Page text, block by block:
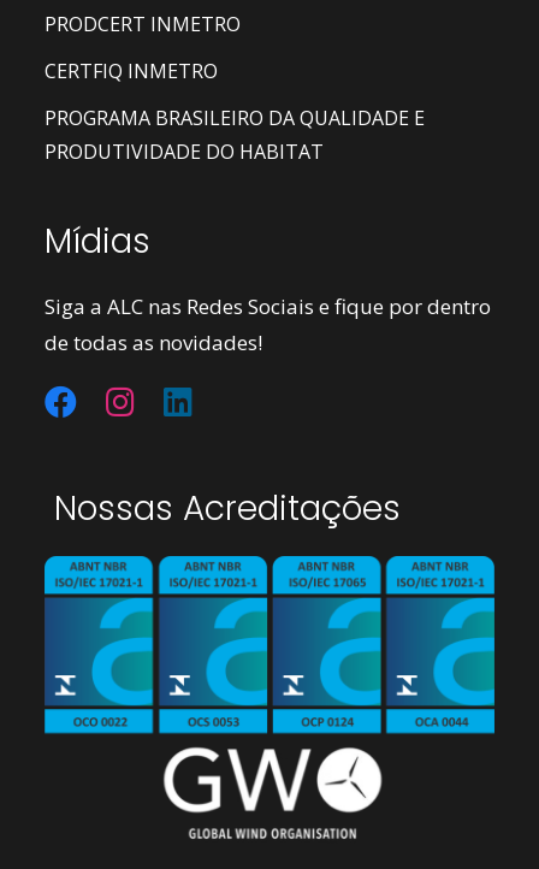
PRODCERT INMETRO
CERTFIQ INMETRO
PROGRAMA BRASILEIRO DA QUALIDADE E
PRODUTIVIDADE DO HABITAT
Mídias
Siga a ALC nas Redes Sociais e fique por dentro
de todas as novidades!
Nossas Acreditações